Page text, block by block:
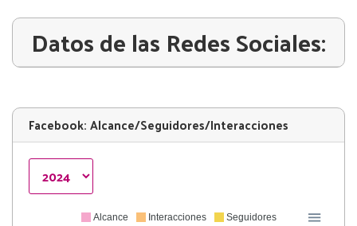
Datos de las Redes Sociales:
Facebook: Alcance/Seguidores/Interacciones
Alcance Interacciones Seguidores